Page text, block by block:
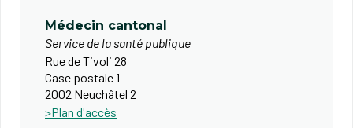
Médecin cantonal
Service de la santé publique
Rue de Tivoli 28
Case postale 1
2002 Neuchâtel 2
>Plan d'accès